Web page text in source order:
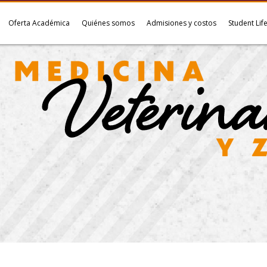
Oferta Académica Quiénes somos Admisiones y costos Student Life